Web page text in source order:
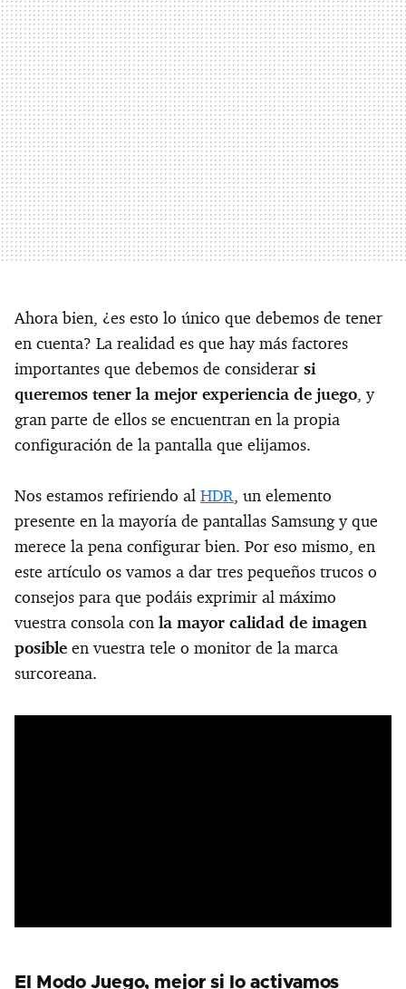
Ahora bien, ¿es esto lo único que debemos de tener
en cuenta? La realidad es que hay más factores
importantes que debemos de considerar si
queremos tener la mejor experiencia de juego, y
gran parte de ellos se encuentran en la propia
configuración de la pantalla que elijamos.
Nos estamos refiriendo al HDR, un elemento
presente en la mayoría de pantallas Samsung y que
merece la pena configurar bien. Por eso mismo, en
este artículo os vamos a dar tres pequeños trucos o
consejos para que podáis exprimir al máximo
vuestra consola con la mayor calidad de imagen
posible en vuestra tele o monitor de la marca
surcoreana.
El Modo Juego, mejor si lo activamos